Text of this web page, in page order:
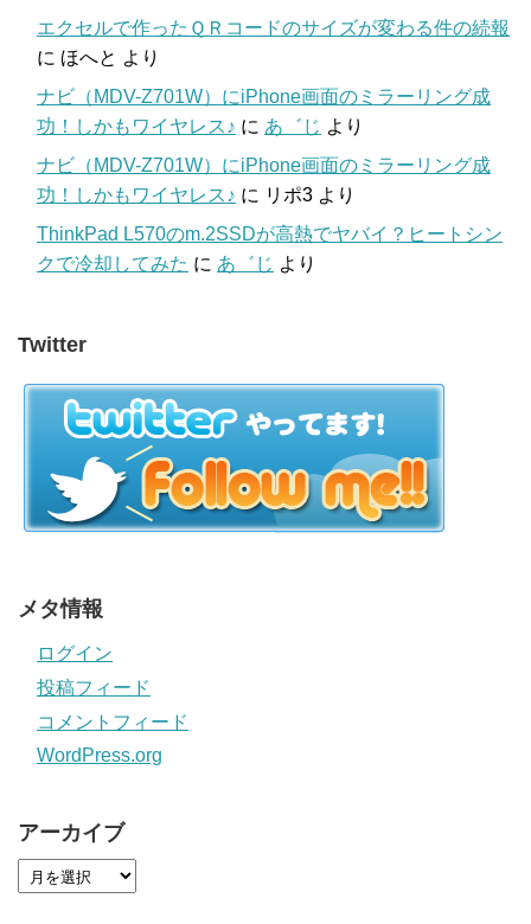
エクセルで作ったＱＲコードのサイズが変わる件の続報
に ほへと より
ナビ（MDV-Z701W）にiPhone画面のミラーリング成
功！しかもワイヤレス♪ に あ゛じ より
ナビ（MDV-Z701W）にiPhone画面のミラーリング成
功！しかもワイヤレス♪ に リポ3 より
ThinkPad L570のm.2SSDが高熱でヤバイ？ヒートシン
クで冷却してみた に あ゛じ より
Twitter
メタ情報
ログイン
投稿フィード
コメントフィード
WordPress.org
アーカイブ